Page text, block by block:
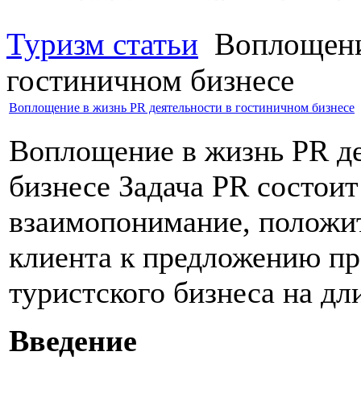
Туризм статьи
гостиничном бизнесе
Воплощение в жизнь PR деятельности в гостиничном бизнесе
Воплощение в жизнь PR
бизнесе Задача PR
взаимопонимание,
клиента к предложению
туристского бизнеса на
Введение